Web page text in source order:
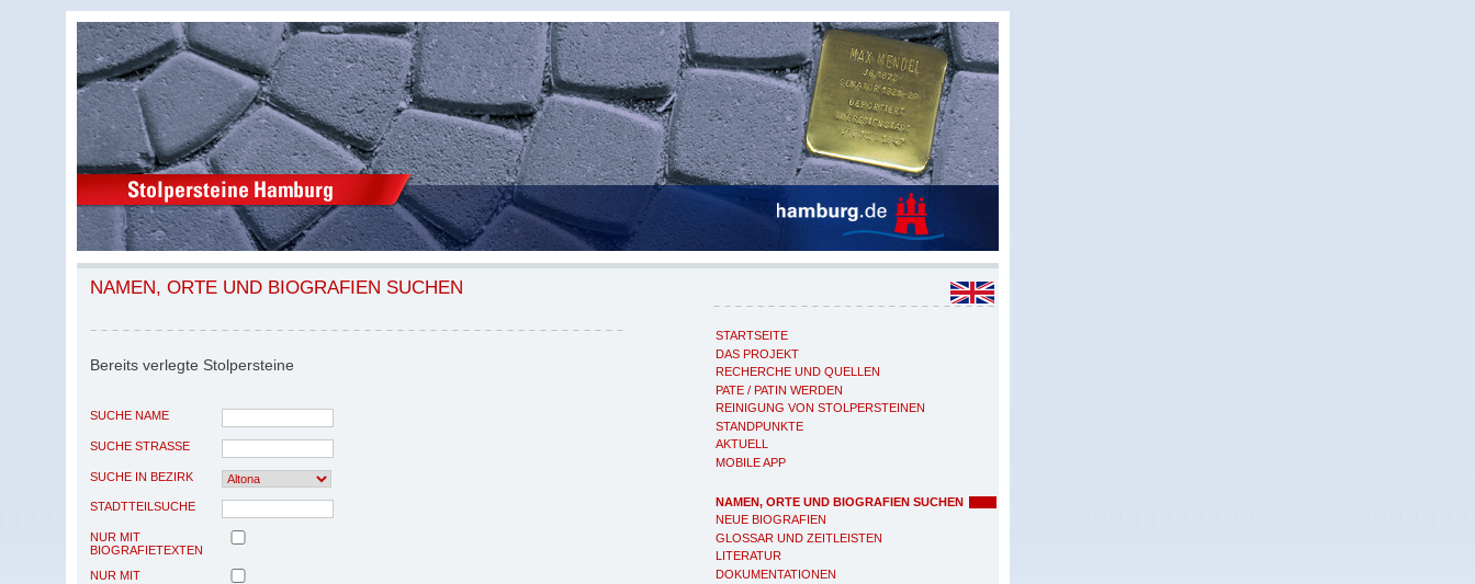
STARTSEITE
DAS PROJEKT
RECHERCHE UND QUELLEN
PATE / PATIN WERDEN
REINIGUNG VON STOLPERSTEINEN
STANDPUNKTE
AKTUELL
MOBILE APP
NAMEN, ORTE UND BIOGRAFIEN SUCHEN
NEUE BIOGRAFIEN
GLOSSAR UND ZEITLEISTEN
LITERATUR
DOKUMENTATIONEN
NAMEN, ORTE UND BIOGRAFIEN SUCHEN
Bereits verlegte Stolpersteine
SUCHE NAME
SUCHE STRASSE
SUCHE IN BEZIRK
STADTTEILSUCHE
NUR MIT
BIOGRAFIETEXTEN
NUR MIT